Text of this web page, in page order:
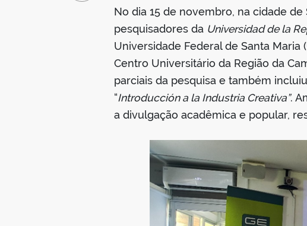
No dia 15 de novembro, na cidade
pesquisadores da Universidad de la
Universidade Federal de Santa Maria
Centro Universitário da Região da
parciais da pesquisa e também
“Introducción a la Industria Creativa”.
a divulgação acadêmica e popular,